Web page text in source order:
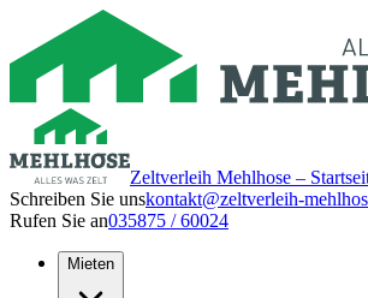
Zeltverleih Mehlhose –
Schreiben Sie unskontakt@zeltverleih-
Rufen Sie an035875 / 60024
Mieten